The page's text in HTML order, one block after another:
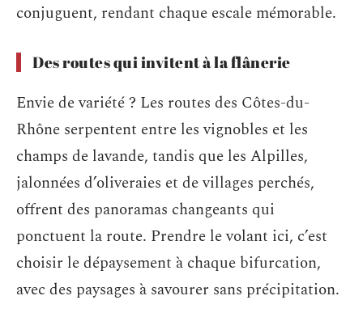
conjuguent, rendant chaque escale mémorable.
Des routes qui invitent à la flânerie
Envie de variété ? Les routes des Côtes-du-
Rhône serpentent entre les vignobles et les
champs de lavande, tandis que les Alpilles,
jalonnées d’oliveraies et de villages perchés,
offrent des panoramas changeants qui
ponctuent la route. Prendre le volant ici, c’est
choisir le dépaysement à chaque bifurcation,
avec des paysages à savourer sans précipitation.